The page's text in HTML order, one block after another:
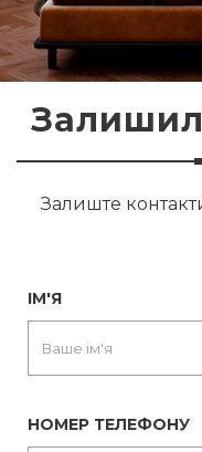
Залиште
ІМ'Я
НОМЕР ТЕЛЕФОНУ